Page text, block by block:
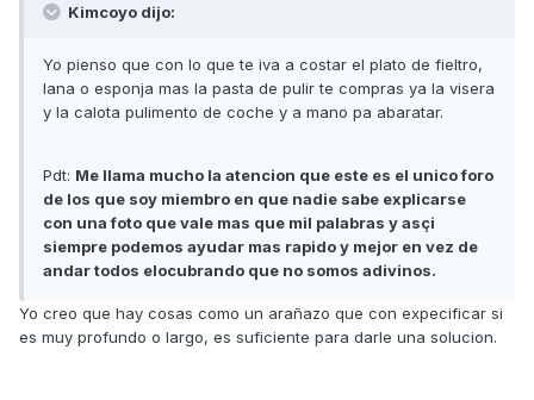
Kimcoyo dijo:
Yo pienso que con lo que te iva a costar el plato de fieltro,
lana o esponja mas la pasta de pulir te compras ya la visera
y la calota pulimento de coche y a mano pa abaratar.
Pdt: Me llama mucho la atencion que este es el unico foro
de los que soy miembro en que nadie sabe explicarse
con una foto que vale mas que mil palabras y asçi
siempre podemos ayudar mas rapido y mejor en vez de
andar todos elocubrando que no somos adivinos.
Yo creo que hay cosas como un arañazo que con expecificar si
es muy profundo o largo, es suficiente para darle una solucion.